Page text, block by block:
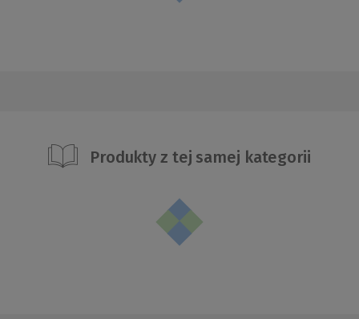
Produkty z tej samej kategorii